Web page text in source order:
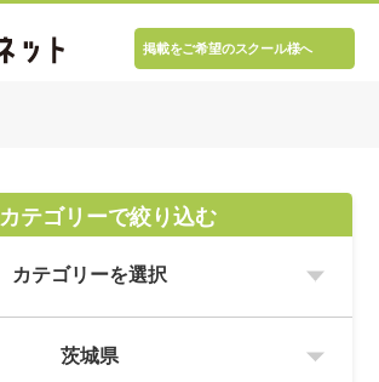
掲載をご希望のスクール様へ
カテゴリーで絞り込む